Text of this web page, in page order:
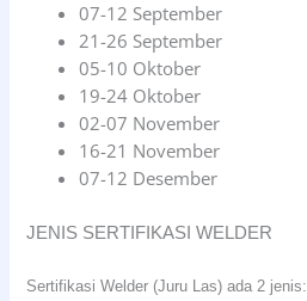
07-12 September
21-26 September
05-10 Oktober
19-24 Oktober
02-07 November
16-21 November
07-12 Desember
JENIS SERTIFIKASI WELDER
Sertifikasi Welder (Juru Las) ada 2 jenis: